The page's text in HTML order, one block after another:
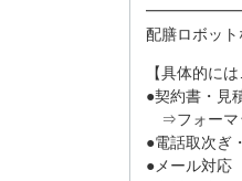
配膳ロボット
【具体的には
●契約書・見
⇒フォーマ
●電話取次ぎ
●メール対応